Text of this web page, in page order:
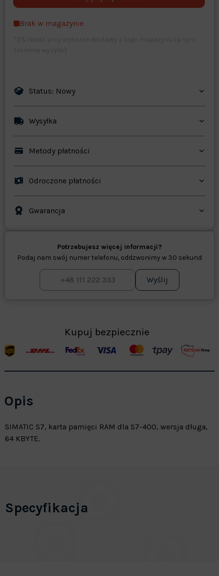
opcjonalne Maks. 250 znaków
Brak w magazynie
Status: Nowy
Wysyłka
Metody płatności
Odroczone płatności
Gwarancja
Potrzebujesz więcej informacji?
Podaj nam swój numer telefonu, oddzwonimy w 30 sekund
Wyślij
Kupuj bezpiecznie
Opis
SIMATIC S7, karta pamięci RAM dla S7-400, wersja długa,
64 KBYTE.
Specyfikacja